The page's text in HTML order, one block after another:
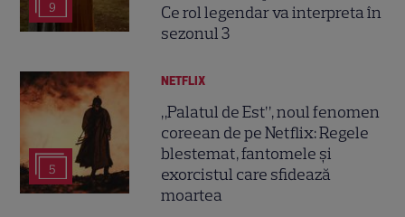
9
Ce rol legendar va interpreta în
sezonul 3
5
NETFLIX
„Palatul de Est”, noul fenomen
coreean de pe Netflix: Regele
blestemat, fantomele și
exorcistul care sfidează
moartea